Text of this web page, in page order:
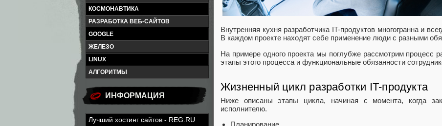
КОСМОНАВТИКА
РАЗРАБОТКА ВЕБ-САЙТОВ
GOOGLE
ЖЕЛЕЗО
LINUX
АЛГОРИТМЫ
ИНФОРМАЦИЯ
Лучший хостинг сайтов - REG.RU
Внутренняя кухня разработчика IT-продуктов многогранна и
В каждом проекте находят себе применение люди с разными
На примере одного проекта мы поглубже рассмотрим процесс
этапы этого процесса и функциональные обязанности
Жизненный цикл разработки IT-продукта
Ниже описаны этапы цикла, начиная с момента, когда
исполнителю.